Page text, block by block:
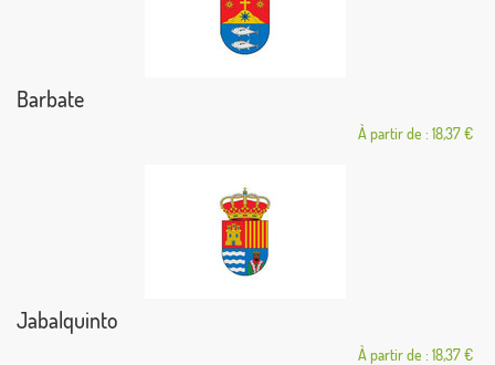
Barbate
À partir de : 18,37 €
Jabalquinto
À partir de : 18,37 €